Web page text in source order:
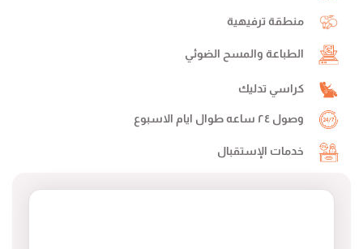
منطقة ترفيهية
الطباعة والمسح الضوئي
كراسي تدليك
وصول ٢٤ ساعه طوال ايام الاسبوع
خدمات الإستقبال